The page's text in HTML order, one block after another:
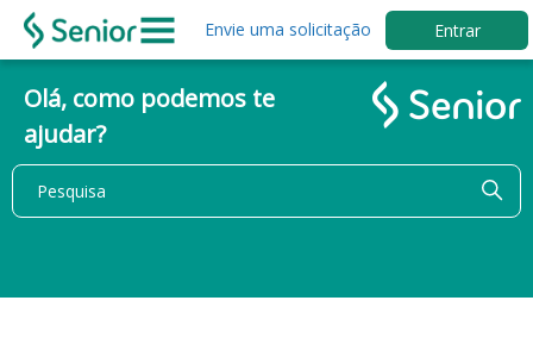
Envie uma solicitação Entrar
Olá, como podemos te
ajudar?